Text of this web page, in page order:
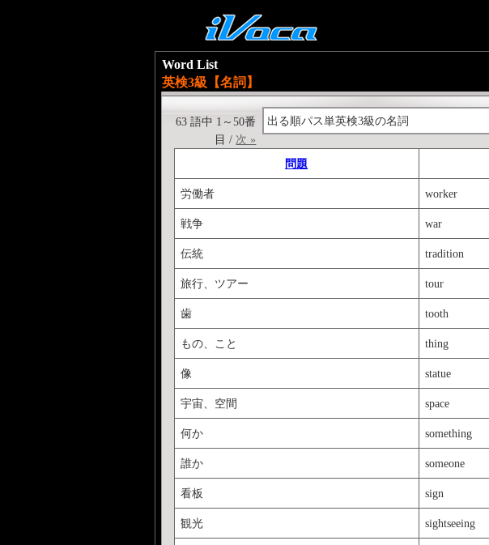
Word List
英検3級【名詞】
出る順パス単英検3級の名詞
63 語中 1～50番
目 / 次 »
問題
労働者 worker
戦争 war
伝統 tradition
旅行、ツアー tour
歯 tooth
もの、こと thing
像 statue
宇宙、空間 space
何か something
誰か someone
看板 sign
観光 sightseeing